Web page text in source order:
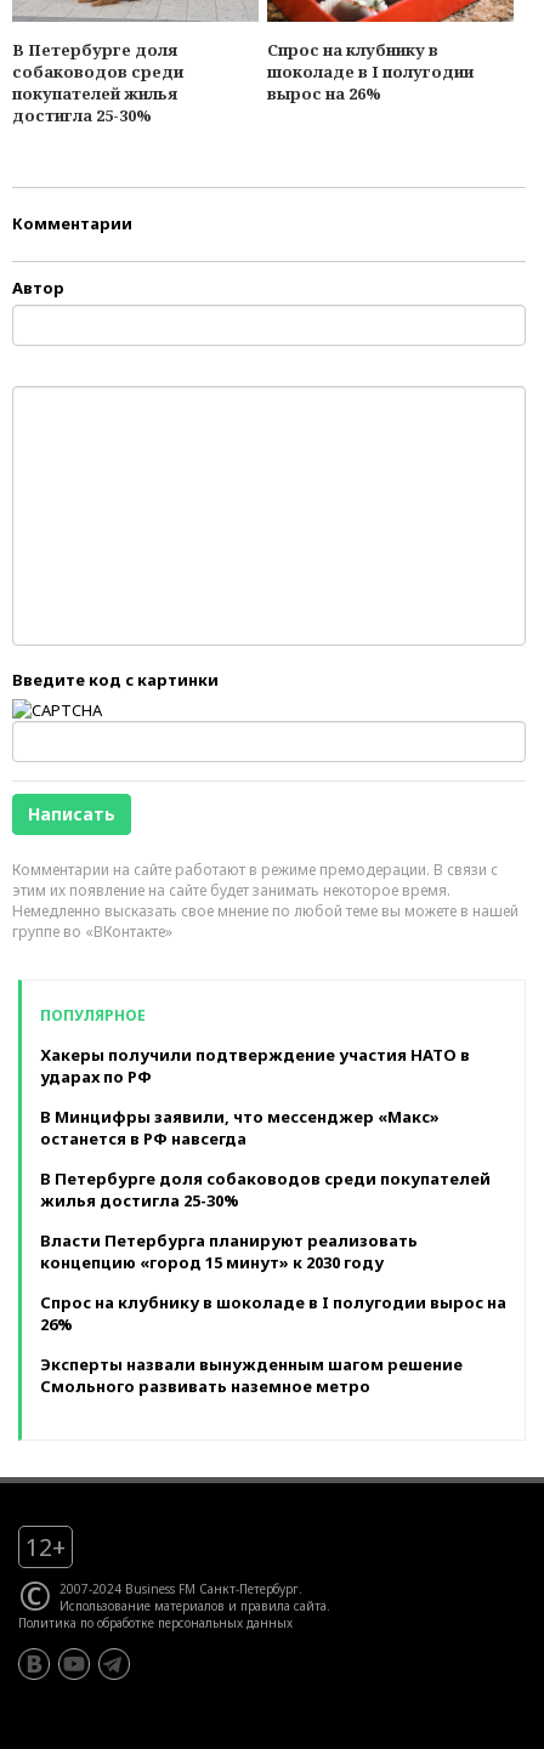
В Петербурге доля
собаководов среди
покупателей жилья
достигла 25-30%
Спрос на клубнику в
шоколаде в I полугодии
вырос на 26%
Комментарии
Автор
Введите код с картинки
Комментарии на сайте работают в режиме премодерации. В связи с
этим их появление на сайте будет занимать некоторое время.
Немедленно высказать свое мнение по любой теме вы можете в нашей
группе во «ВКонтакте»
ПОПУЛЯРНОЕ
Хакеры получили подтверждение участия НАТО в
ударах по РФ
В Минцифры заявили, что мессенджер «Макс»
останется в РФ навсегда
В Петербурге доля собаководов среди покупателей
жилья достигла 25-30%
Власти Петербурга планируют реализовать
концепцию «город 15 минут» к 2030 году
Спрос на клубнику в шоколаде в I полугодии вырос на
26%
Эксперты назвали вынужденным шагом решение
Смольного развивать наземное метро
12+
© 2007-2024 Business FM Санкт-Петербург.
Использование материалов и правила сайта.
Политика по обработке персональных данных